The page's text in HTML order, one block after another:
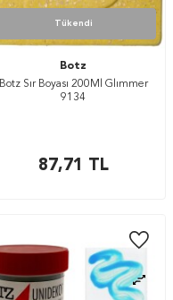
Tükendi
Botz
Botz Sır Boyası 200Ml Glımmer
9134
87,71 TL